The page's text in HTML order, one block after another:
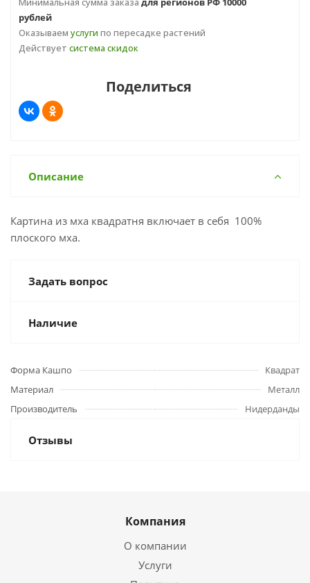
рублей
Оказываем услуги по пересадке растений
Действует система скидок
Поделиться
Описание
Картина из мха квадратня включает в себя 100%
плоского мха.
Задать вопрос
Наличие
Форма Кашпо
Квадрат
Материал
Металл
Производитель
Нидерданды
Отзывы
Компания
О компании
Услуги